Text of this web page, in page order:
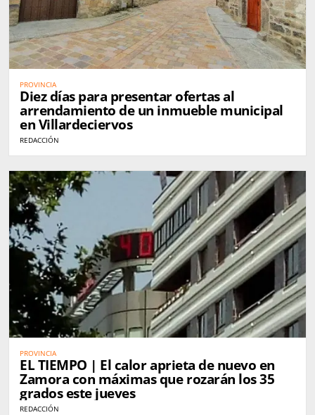
PROVINCIA
Diez días para presentar ofertas al
arrendamiento de un inmueble municipal
en Villardeciervos
REDACCIÓN
PROVINCIA
EL TIEMPO | El calor aprieta de nuevo en
Zamora con máximas que rozarán los 35
grados este jueves
REDACCIÓN